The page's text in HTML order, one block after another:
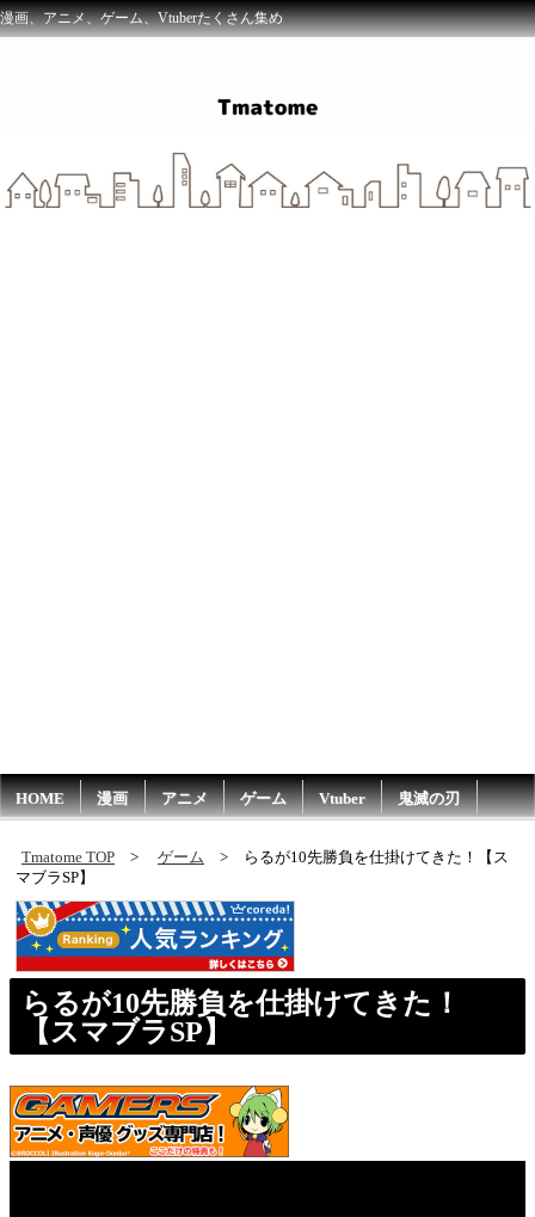
漫画、アニメ、ゲーム、Vtuberたくさん集め
HOME 漫画 アニメ ゲーム Vtuber 鬼滅の刃
Tmatome TOP ゲーム
らるが10先勝負を仕掛けてきた！【ス
マブラSP】
らるが10先勝負を仕掛けてきた！
【スマブラSP】